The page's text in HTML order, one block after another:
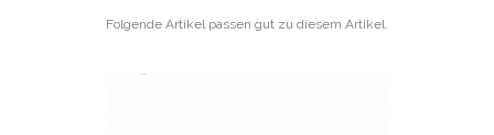
Folgende Artikel passen gut zu diesem Artikel.